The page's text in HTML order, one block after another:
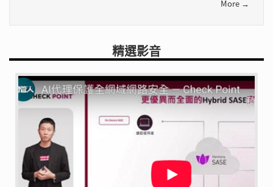
More →
精選影音